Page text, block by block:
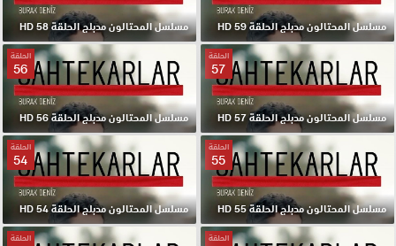
مسلسل المحتالون مدبلج الحلقة 59 HD مسلسل المحتالون مدبلج الحلقة 58 HD
الحلقة
57
مسلسل المحتالون مدبلج الحلقة 57 HD
الحلقة
56
مسلسل المحتالون مدبلج الحلقة 56 HD
الحلقة
55
مسلسل المحتالون مدبلج الحلقة 55 HD
الحلقة
54
مسلسل المحتالون مدبلج الحلقة 54 HD
الحلقة الحلقة